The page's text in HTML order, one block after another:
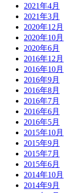
2021年4月
2021年3月
2020年12月
2020年10月
2020年6月
2016年12月
2016年10月
2016年9月
2016年8月
2016年7月
2016年6月
2016年5月
2015年10月
2015年9月
2015年7月
2015年6月
2014年10月
2014年9月